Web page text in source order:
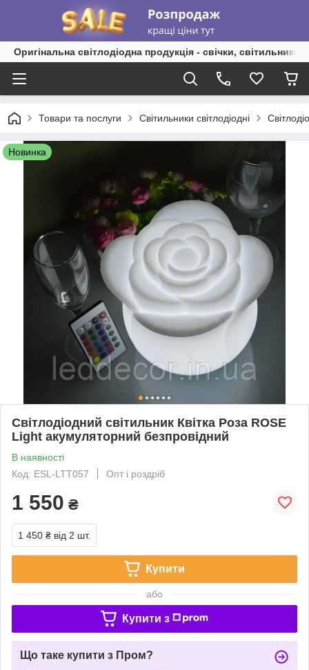
Оригінальна світлодіодна продукція - свічки, світильники,
Товари та послуги Світильники світлодіодні
Новинка
Світлодіодний світильник Квітка Роза ROSE
Light акумуляторний безпровідний
В наявності
Код: ESL-LTT057
Опт і роздріб
1 550 ₴
1 450 ₴ від 2 шт.
Купити
або
Купити з
Що таке купити з Пром?